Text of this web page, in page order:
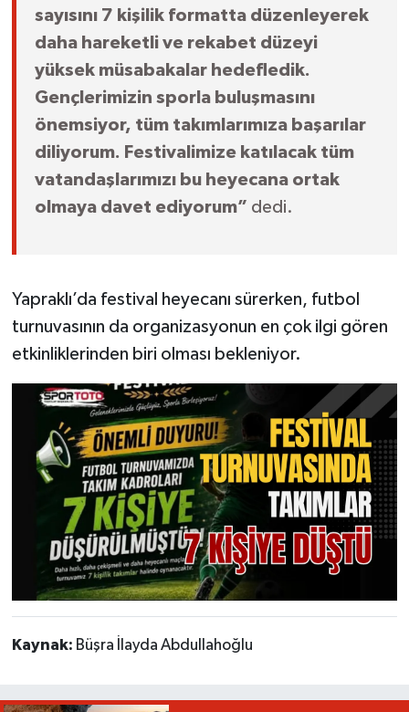
sayısını 7 kişilik formatta düzenleyerek
daha hareketli ve rekabet düzeyi
yüksek müsabakalar hedefledik.
Gençlerimizin sporla buluşmasını
önemsiyor, tüm takımlarımıza başarılar
diliyorum. Festivalimize katılacak tüm
vatandaşlarımızı bu heyecana ortak
olmaya davet ediyorum” dedi.
Yapraklı’da festival heyecanı sürerken, futbol
turnuvasının da organizasyonun en çok ilgi gören
etkinliklerinden biri olması bekleniyor.
Kaynak: Büşra İlayda Abdullahoğlu